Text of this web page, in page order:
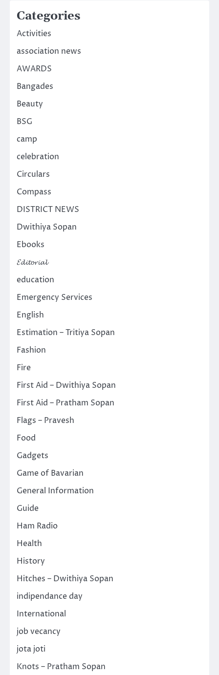
Categories
Activities
association news
AWARDS
Bangades
Beauty
BSG
camp
celebration
Circulars
Compass
DISTRICT NEWS
Dwithiya Sopan
Ebooks
𝓔𝓭𝓲𝓽𝓸𝓻𝓲𝓪𝓵
education
Emergency Services
English
Estimation – Tritiya Sopan
Fashion
Fire
First Aid – Dwithiya Sopan
First Aid – Pratham Sopan
Flags – Pravesh
Food
Gadgets
Game of Bavarian
General Information
Guide
Ham Radio
Health
History
Hitches – Dwithiya Sopan
indipendance day
International
job vecancy
jota joti
Knots – Pratham Sopan